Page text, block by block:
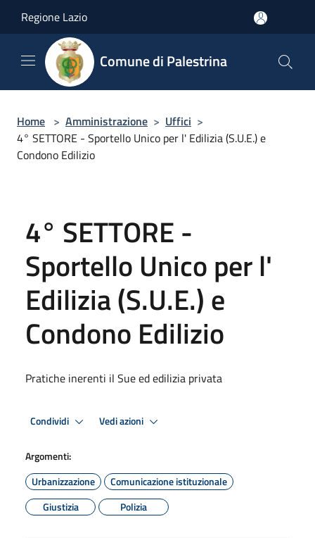
Regione Lazio
Comune di Palestrina
Home > Amministrazione > Uffici >
4° SETTORE - Sportello Unico per l' Edilizia (S.U.E.) e
Condono Edilizio
4° SETTORE -
Sportello Unico per l'
Edilizia (S.U.E.) e
Condono Edilizio
Pratiche inerenti il Sue ed edilizia privata
Condividi Vedi azioni
Argomenti:
Urbanizzazione
Comunicazione istituzionale
Giustizia
Polizia